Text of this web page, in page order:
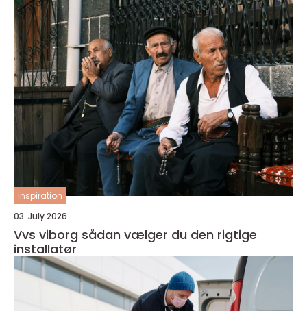
inspiration
03. July 2026
Vvs viborg sådan vælger du den rigtige
installatør